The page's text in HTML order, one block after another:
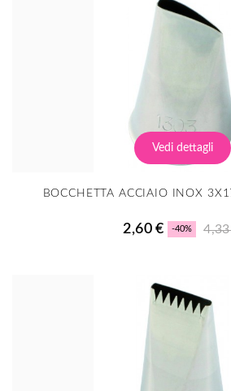
Vedi dettagli
BOCCHETTA ACCIAIO INOX
2,60 € -40%